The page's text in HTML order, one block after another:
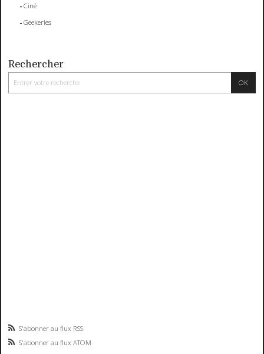
Ciné
Geekeries
Rechercher
S'abonner au flux RSS
S'abonner au flux ATOM